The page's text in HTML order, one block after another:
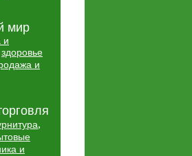
мир
и
здоровье
и
,
и